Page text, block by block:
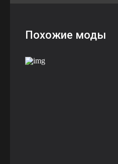
Похожие моды